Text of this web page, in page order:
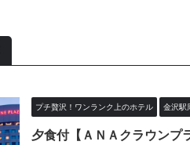
プチ贅沢！ワンランク上のホテル 金沢駅
夕食付【ＡＮＡクラウンプ